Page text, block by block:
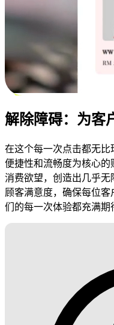
解除障碍：为客
在这个每一次点击都无
便捷性和流畅度为核心
消费欲望，创造出几乎
顾客满意度，确保每位
们的每一次体验都充满期